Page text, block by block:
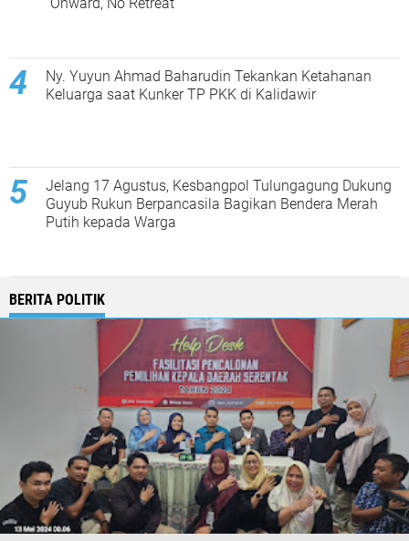
Ny. Yuyun Ahmad Baharudin Tekankan Ketahanan
Keluarga saat Kunker TP PKK di Kalidawir
Jelang 17 Agustus, Kesbangpol Tulungagung Dukung
Guyub Rukun Berpancasila Bagikan Bendera Merah
Putih kepada Warga
BERITA POLITIK